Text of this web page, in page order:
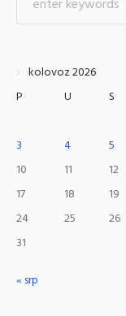
kolovoz 2026
P
U S
3
4 5
10
11 12
17
18 19
24
25 26
31
« srp